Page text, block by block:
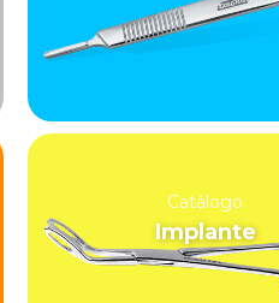
Catálogo
Implante